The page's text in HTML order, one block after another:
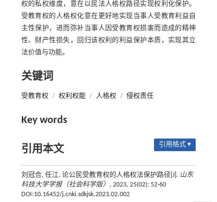
权的私权维度，意在以民法人格权路径实现权利化保护。
受教育权的人格权化意在更好地实现当事人受教育利益自
主性保护，进而弥补当事人因受教育权损害而造成的精神
性、财产性损失，回归该权利的利益保护本质，实现其立
法价值与功能。
关键词
受教育权 / 权利权能 / 人格权 / 侵权责任
Key words
引用本文 引用格式 ▾
刘冠合, 任江. 论公民受教育权的人格权法保护路径[J]. 山东
科技大学学报（社会科学版） , 2023, 25(02): 52-60
DOI:10.16452/j.cnki.sdkjsk.2023.02.002